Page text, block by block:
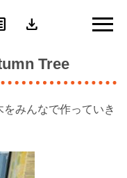
download
Tree
みんなで作っていき